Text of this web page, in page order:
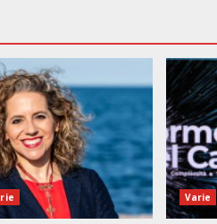
Varie